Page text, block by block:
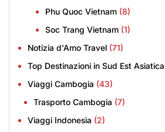
Phu Quoc Vietnam (8)
Soc Trang Vietnam (1)
Notizia d'Amo Travel (71)
Top Destinazioni in Sud Est Asiatica
Viaggi Cambogia (43)
Trasporto Cambogia (7)
Viaggi Indonesia (2)